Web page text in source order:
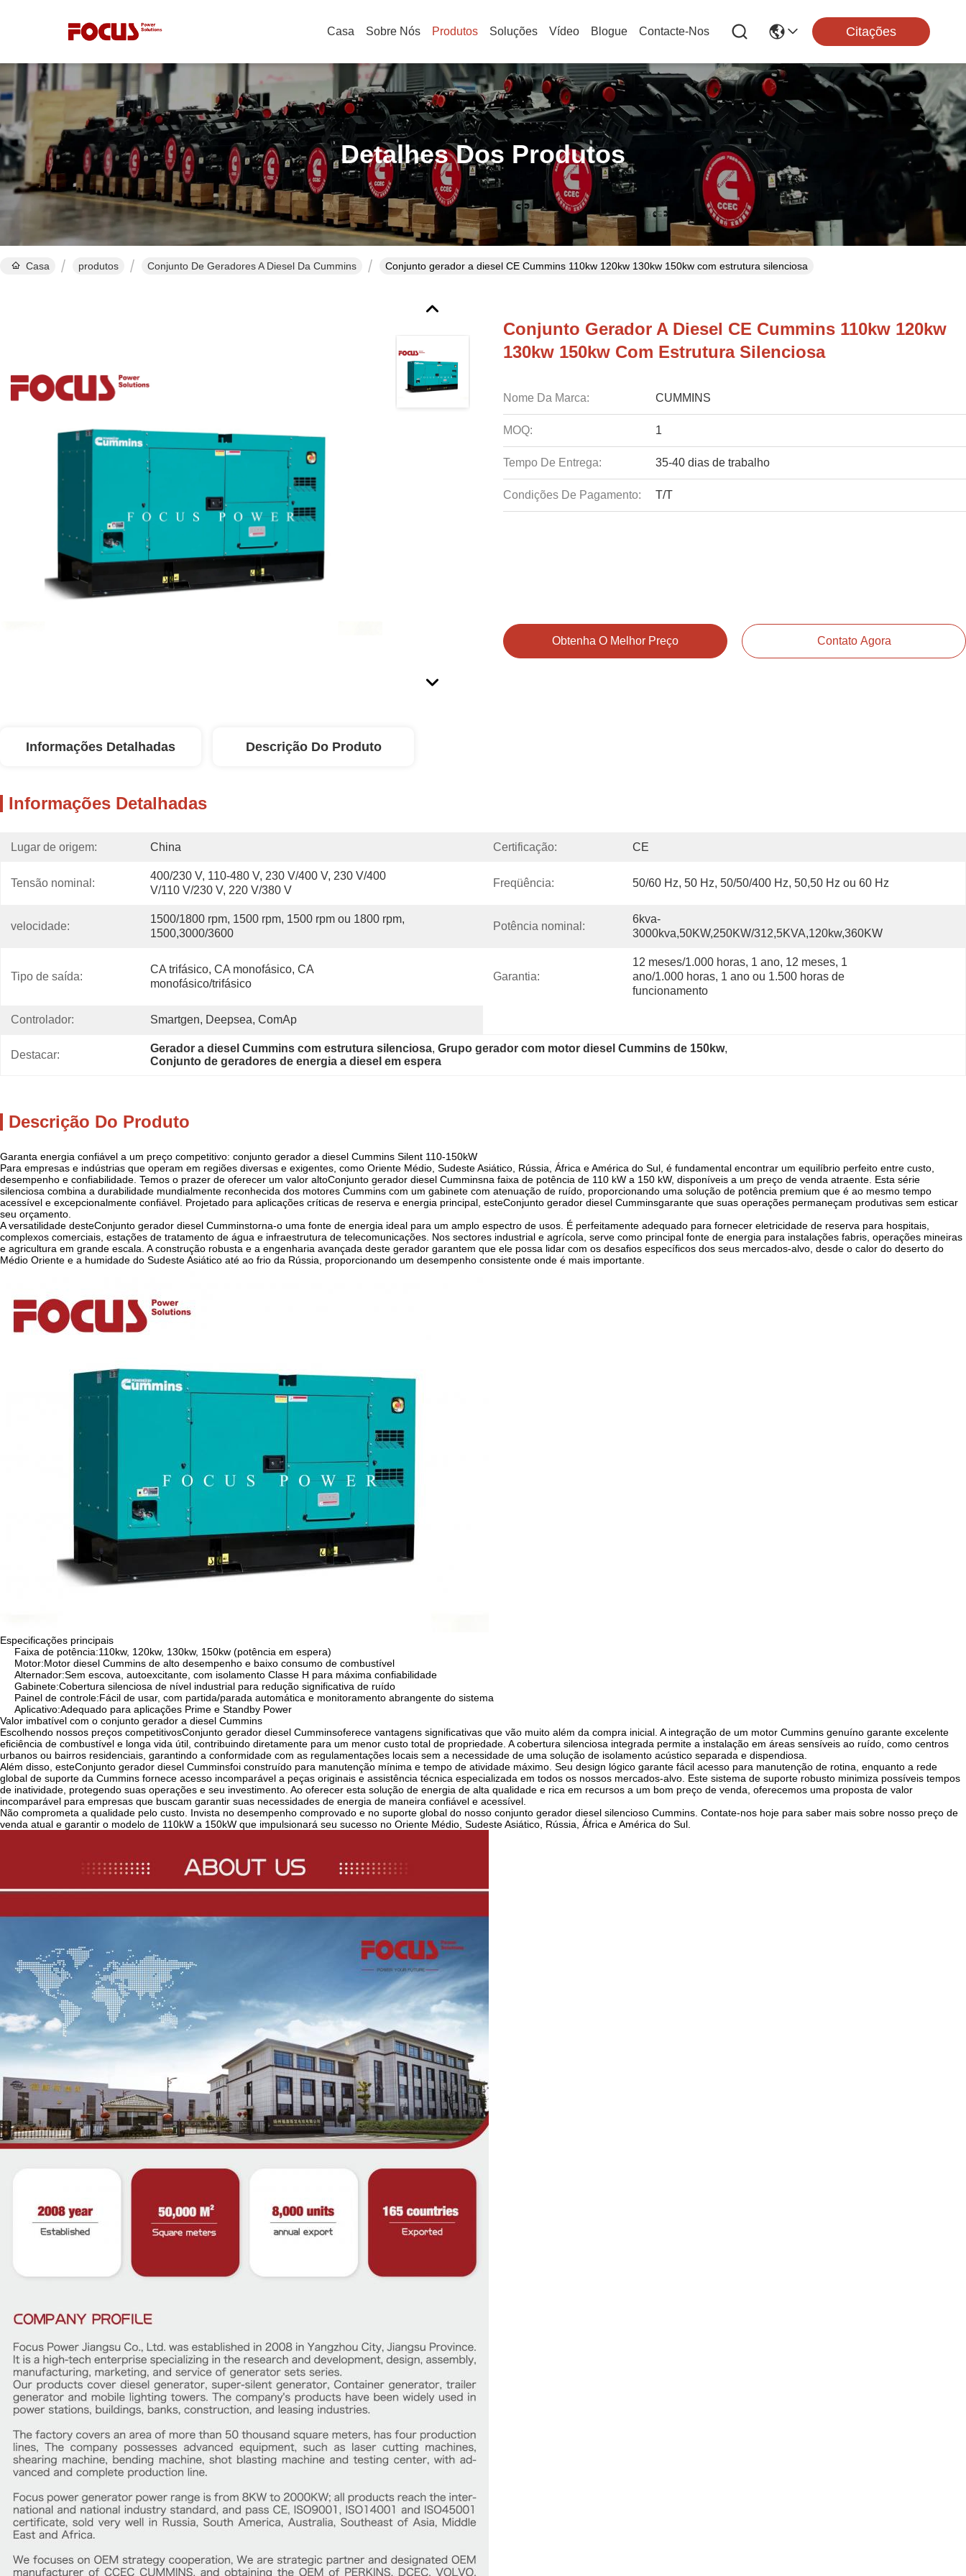
Casa Sobre Nós Produtos Soluções Vídeo Blogue Contacte-Nos Citações
Detalhes Dos Produtos
Casa produtos Conjunto De Geradores A Diesel Da Cummins Conjunto gerador a diesel CE Cummins 110kw 120kw 130kw 150kw com estrutura silenciosa
Conjunto Gerador A Diesel CE Cummins 110kw 120kw
130kw 150kw Com Estrutura Silenciosa
Nome Da Marca: CUMMINS
MOQ: 1
Tempo De Entrega: 35-40 dias de trabalho
Condições De Pagamento: T/T
Obtenha O Melhor Preço Contato Agora
Informações Detalhadas Descrição Do Produto
Informações Detalhadas
Lugar de origem: China Certificação: CE
Tensão nominal:
400/230 V, 110-480 V, 230 V/400 V, 230 V/400
V/110 V/230 V, 220 V/380 V
Freqüência: 50/60 Hz, 50 Hz, 50/50/400 Hz, 50,50 Hz ou 60 Hz
velocidade:
1500/1800 rpm, 1500 rpm, 1500 rpm ou 1800 rpm,
1500,3000/3600
Potência nominal:
6kva-
3000kva,50KW,250KW/312,5KVA,120kw,360KW
Tipo de saída:
CA trifásico, CA monofásico, CA
monofásico/trifásico
Garantia:
12 meses/1.000 horas, 1 ano, 12 meses, 1
ano/1.000 horas, 1 ano ou 1.500 horas de
funcionamento
Controlador: Smartgen, Deepsea, ComAp
Destacar:
Gerador a diesel Cummins com estrutura silenciosa, Grupo gerador com motor diesel Cummins de 150kw,
Conjunto de geradores de energia a diesel em espera
Descrição Do Produto
Garanta energia confiável a um preço competitivo: conjunto gerador a diesel Cummins Silent 110-150kW
Para empresas e indústrias que operam em regiões diversas e exigentes, como Oriente Médio, Sudeste Asiático, Rússia, África e América do Sul, é fundamental encontrar um equilíbrio perfeito entre custo,
desempenho e confiabilidade. Temos o prazer de oferecer um valor altoConjunto gerador diesel Cumminsna faixa de potência de 110 kW a 150 kW, disponíveis a um preço de venda atraente. Esta série
silenciosa combina a durabilidade mundialmente reconhecida dos motores Cummins com um gabinete com atenuação de ruído, proporcionando uma solução de potência premium que é ao mesmo tempo
acessível e excepcionalmente confiável. Projetado para aplicações críticas de reserva e energia principal, esteConjunto gerador diesel Cumminsgarante que suas operações permaneçam produtivas sem esticar
seu orçamento.
A versatilidade desteConjunto gerador diesel Cumminstorna-o uma fonte de energia ideal para um amplo espectro de usos. É perfeitamente adequado para fornecer eletricidade de reserva para hospitais,
complexos comerciais, estações de tratamento de água e infraestrutura de telecomunicações. Nos sectores industrial e agrícola, serve como principal fonte de energia para instalações fabris, operações mineiras
e agricultura em grande escala. A construção robusta e a engenharia avançada deste gerador garantem que ele possa lidar com os desafios específicos dos seus mercados-alvo, desde o calor do deserto do
Médio Oriente e a humidade do Sudeste Asiático até ao frio da Rússia, proporcionando um desempenho consistente onde é mais importante.
Especificações principais
Faixa de potência:110kw, 120kw, 130kw, 150kw (potência em espera)
Motor:Motor diesel Cummins de alto desempenho e baixo consumo de combustível
Alternador:Sem escova, autoexcitante, com isolamento Classe H para máxima confiabilidade
Gabinete:Cobertura silenciosa de nível industrial para redução significativa de ruído
Painel de controle:Fácil de usar, com partida/parada automática e monitoramento abrangente do sistema
Aplicativo:Adequado para aplicações Prime e Standby Power
Valor imbatível com o conjunto gerador a diesel Cummins
Escolhendo nossos preços competitivosConjunto gerador diesel Cumminsoferece vantagens significativas que vão muito além da compra inicial. A integração de um motor Cummins genuíno garante excelente
eficiência de combustível e longa vida útil, contribuindo diretamente para um menor custo total de propriedade. A cobertura silenciosa integrada permite a instalação em áreas sensíveis ao ruído, como centros
urbanos ou bairros residenciais, garantindo a conformidade com as regulamentações locais sem a necessidade de uma solução de isolamento acústico separada e dispendiosa.
Além disso, esteConjunto gerador diesel Cumminsfoi construído para manutenção mínima e tempo de atividade máximo. Seu design lógico garante fácil acesso para manutenção de rotina, enquanto a rede
global de suporte da Cummins fornece acesso incomparável a peças originais e assistência técnica especializada em todos os nossos mercados-alvo. Este sistema de suporte robusto minimiza possíveis tempos
de inatividade, protegendo suas operações e seu investimento. Ao oferecer esta solução de energia de alta qualidade e rica em recursos a um bom preço de venda, oferecemos uma proposta de valor
incomparável para empresas que buscam garantir suas necessidades de energia de maneira confiável e acessível.
Não comprometa a qualidade pelo custo. Invista no desempenho comprovado e no suporte global do nosso conjunto gerador diesel silencioso Cummins. Contate-nos hoje para saber mais sobre nosso preço de
venda atual e garantir o modelo de 110kW a 150kW que impulsionará seu sucesso no Oriente Médio, Sudeste Asiático, Rússia, África e América do Sul.